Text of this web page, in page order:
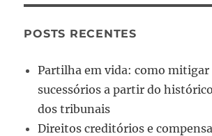
POSTS RECENTES
Partilha em vida: como mitigar
sucessórios a partir do
dos tribunais
Direitos creditórios e